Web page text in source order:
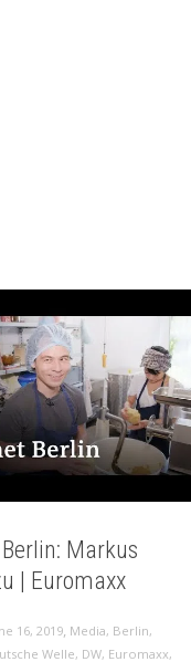
Markus
| Euromaxx
16, 2019, Media, Berlin,
Welle, DW, Euromaxx,